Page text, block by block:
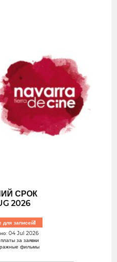
СРОК
2026
для записей!
04 Jul 2026
за заявки
фильмы